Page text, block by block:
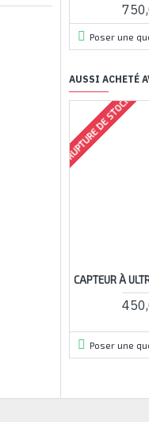
Poser une
AUSSI ACHETÉ
RUPTURE DE STOCK
CAPTEUR À
Poser une